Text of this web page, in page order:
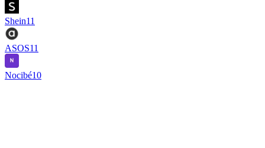
Shein11
ASOS11
Nocibé10